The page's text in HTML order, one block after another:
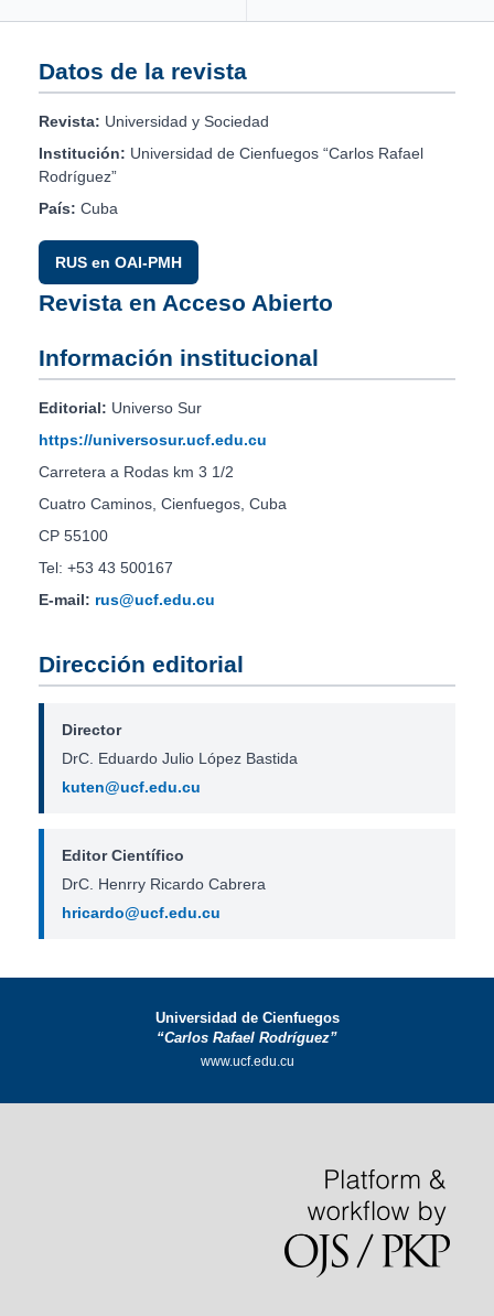
Datos de la revista
Revista: Universidad y Sociedad
Institución: Universidad de Cienfuegos “Carlos Rafael
Rodríguez”
País: Cuba
RUS en OAI-PMH
Revista en Acceso Abierto
Información institucional
Editorial: Universo Sur
https://universosur.ucf.edu.cu
Carretera a Rodas km 3 1/2
Cuatro Caminos, Cienfuegos, Cuba
CP 55100
Tel: +53 43 500167
E-mail: rus@ucf.edu.cu
Dirección editorial
Director
DrC. Eduardo Julio López Bastida
kuten@ucf.edu.cu
Editor Científico
DrC. Henrry Ricardo Cabrera
hricardo@ucf.edu.cu
Universidad de Cienfuegos
“Carlos Rafael Rodríguez”
www.ucf.edu.cu